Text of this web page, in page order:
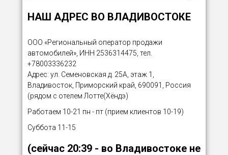
НАШ АДРЕС ВО ВЛАДИВОСТОКЕ
ООО «Региональный оператор продажи
автомобилей», ИНН 2536314475, тел.
+78003336232
Адрес: ул. Семеновская д. 25А, этаж 1,
Владивосток, Приморский край, 690091, Россия
(рядом с отелем Лотте(Хёндэ)
Работаем 10-21 пн - пт (прием клиентов 10-19)
Суббота 11-15
(сейчас 20:39 - во Владивостоке не